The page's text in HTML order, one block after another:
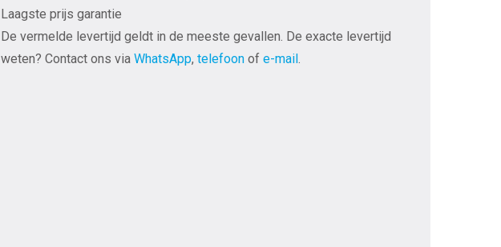
40
vervangingsnaald
Laagste prijs garantie
De vermelde levertijd geldt in de meeste gevallen. De exacte levertijd
weten? Contact ons via WhatsApp, telefoon of e-mail.